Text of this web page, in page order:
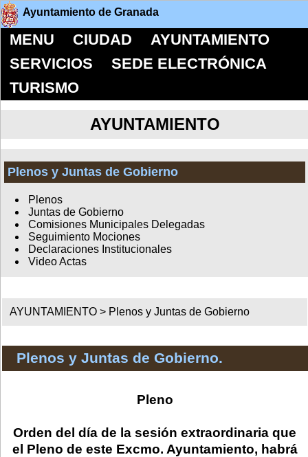
Ayuntamiento de Granada
MENU CIUDAD
AYUNTAMIENTO
SERVICIOS
SEDE ELECTRÓNICA
TURISMO
AYUNTAMIENTO
Plenos y Juntas de Gobierno
Plenos
Juntas de Gobierno
Comisiones Municipales Delegadas
Seguimiento Mociones
Declaraciones Institucionales
Video Actas
AYUNTAMIENTO > Plenos y Juntas de Gobierno
Plenos y Juntas de Gobierno.
Pleno
Orden del día de la sesión extraordinaria que
el Pleno de este Excmo. Ayuntamiento, habrá